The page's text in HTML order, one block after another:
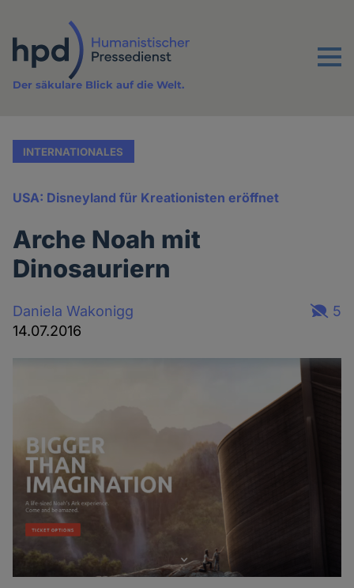
Inhalt
Menu
Der säkulare Blick auf die Welt.
INTERNATIONALES
USA: Disneyland für Kreationisten eröffnet
Arche Noah mit
Dinosauriern
Daniela Wakonigg
14.07.2016
5